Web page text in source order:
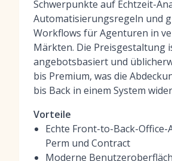
Schwerpunkte auf Echtzeit-
Automatisierungsregeln und
Workflows für Agenturen in
Märkten. Die Preisgestaltung
angebotsbasiert und
bis Premium, was die
bis Back in einem System
Vorteile
Echte Front-to-Back-
Perm und Contract
Moderne